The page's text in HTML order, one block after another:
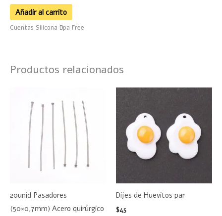
Añadir al carrito
Cuentas Silicona Bpa Free
Productos relacionados
20unid Pasadores
(50×0,7mm) Acero quirúrgico
Dijes de Huevitos par
$45